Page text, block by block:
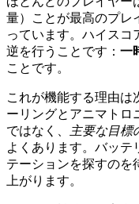
量）ことが最高のプレ
っています。ハイスコ
逆を行うことです： 一
ことです。
これが機能する理由は
ーリングとアニマトロ
ではなく、
主要な目標
よくあります。バッテ
テーションを探すのを
上がります。